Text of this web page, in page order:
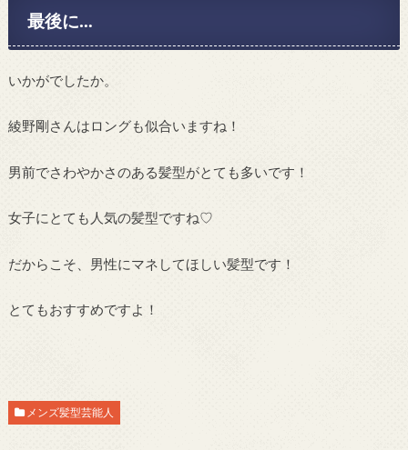
最後に…
いかがでしたか。
綾野剛さんはロングも似合いますね！
男前でさわやかさのある髪型がとても多いです！
女子にとても人気の髪型ですね♡
だからこそ、男性にマネしてほしい髪型です！
とてもおすすめですよ！
メンズ髪型芸能人